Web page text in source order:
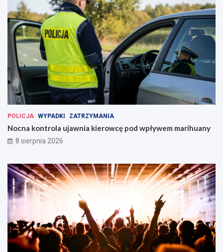
POLICJA WYPADKI ZATRZYMANIA
Nocna kontrola ujawnia kierowcę pod wpływem marihuany
8 sierpnia 2026